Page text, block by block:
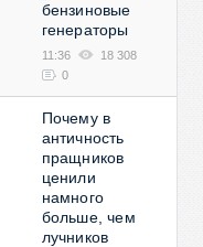
бензиновые
генераторы
11:36
18 308
0
Почему в
античность
пращников
ценили
намного
больше, чем
лучников